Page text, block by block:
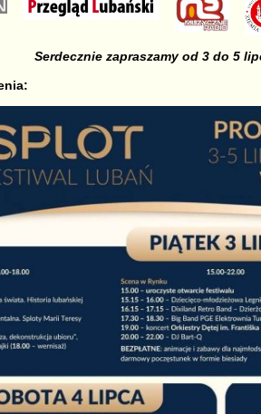
Serdecznie zapraszamy od 3 do 5